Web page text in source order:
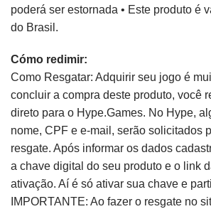
poderá ser estornada • Este produto é
do Brasil.
Cómo redimir:
Como Resgatar: Adquirir seu jogo é
concluir a compra deste produto, você
direto para o Hype.Games. No Hype,
nome, CPF e e-mail, serão solicitados
resgate. Após informar os dados
a chave digital do seu produto e o link
ativação. Aí é só ativar sua chave e
IMPORTANTE: Ao fazer o resgate no